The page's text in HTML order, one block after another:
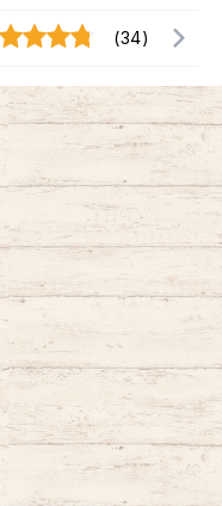
(34)